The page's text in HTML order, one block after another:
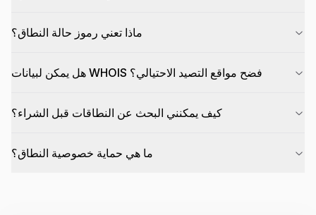
ماذا تعني رموز حالة النطاق؟
هل يمكن لبيانات WHOIS فضح مواقع التصيد الاحتيالي؟
كيف يمكنني البحث عن النطاقات قبل الشراء؟
ما هي حماية خصوصية النطاق؟